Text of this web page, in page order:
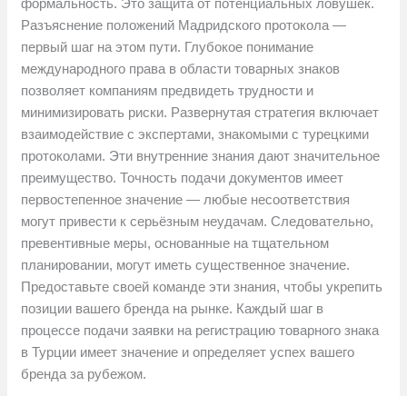
формальность. Это защита от потенциальных ловушек.
Разъяснение положений Мадридского протокола —
первый шаг на этом пути. Глубокое понимание
международного права в области товарных знаков
позволяет компаниям предвидеть трудности и
минимизировать риски. Развернутая стратегия включает
взаимодействие с экспертами, знакомыми с турецкими
протоколами. Эти внутренние знания дают значительное
преимущество. Точность подачи документов имеет
первостепенное значение — любые несоответствия
могут привести к серьёзным неудачам. Следовательно,
превентивные меры, основанные на тщательном
планировании, могут иметь существенное значение.
Предоставьте своей команде эти знания, чтобы укрепить
позиции вашего бренда на рынке. Каждый шаг в
процессе подачи заявки на регистрацию товарного знака
в Турции имеет значение и определяет успех вашего
бренда за рубежом.